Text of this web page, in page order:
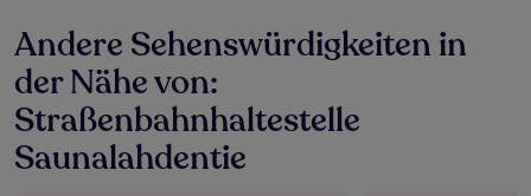
24 Stunden
für
einen
Aufenthalt
mit
1 Übernachtung
von
Andere Sehenswürdigkeiten in
der Nähe von:
Straßenbahnhaltestelle
Saunalahdentie